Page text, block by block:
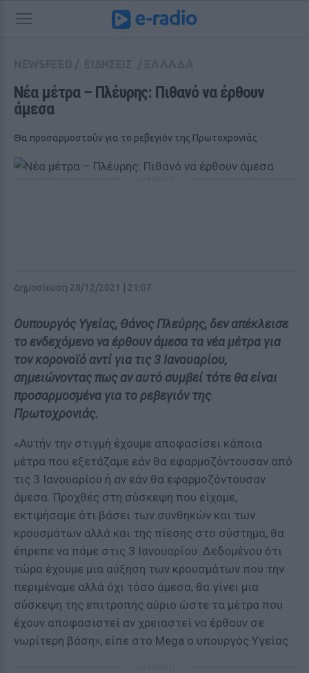
Νέα μέτρα – Πλέυρης: Πιθανό να έρθουν
άμεσα
Θα προσαρμοστούν για το ρεβεγιόν της Πρωτοχρονιάς
Δημοσίευση 28/12/2021 | 21:07
Ουπουργός Υγείας, Θάνος Πλεύρης, δεν απέκλεισε
το ενδεχόμενο να έρθουν άμεσα τα νέα μέτρα για
τον κορονοϊό αντί για τις 3 Ιανουαρίου,
σημειώνοντας πως αν αυτό συμβεί τότε θα είναι
προσαρμοσμένα για το ρεβεγιόν της
Πρωτοχρονιάς.
«Αυτήν την στιγμή έχουμε αποφασίσει κάποια
μέτρα που εξετάζαμε εάν θα εφαρμοζόντουσαν από
τις 3 Ιανουαρίου ή αν εάν θα εφαρμοζόντουσαν
άμεσα. Προχθές στη σύσκεψη που είχαμε,
εκτιμήσαμε ότι βάσει των συνθηκών και των
κρουσμάτων αλλά και της πίεσης στο σύστημα, θα
έπρεπε να πάμε στις 3 Ιανουαρίου. Δεδομένου ότι
τώρα έχουμε μια αύξηση των κρουσμάτων που την
περιμέναμε αλλά όχι τόσο άμεσα, θα γίνει μια
σύσκεψη της επιτροπής αύριο ώστε τα μέτρα που
έχουν αποφασιστεί αν χρειαστεί να έρθουν σε
νωρίτερη βάση», είπε στο Mega ο υπουργός Υγείας.